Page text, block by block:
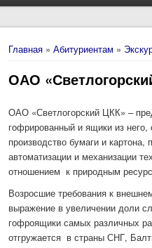
Вы здесь
Главная »Абитуриентам »
ОАО
ОАО «Светлогорский ЦКК» –
гофрированный и ящики из
производство бумаги и
автоматизации и механизации
отношением к природным
Возросшие требования к
выражение в увеличении доли
гофроящики самых различных
отгружается в страны СНГ,